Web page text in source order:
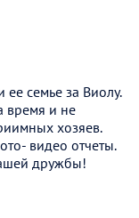
семье за Виолу.
время и не
хозяев.
видео отчеты.
дружбы!